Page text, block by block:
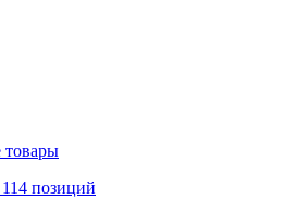
114 позиций